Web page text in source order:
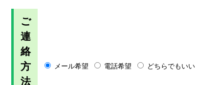
ご
連
絡
方
法
メール希望 電話希望 どちらでもいい